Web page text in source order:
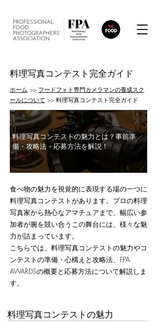
料理写真コンテスト完全ガイド
ホーム >> フードフォト専門カメラマンの養成スク
ールについて >> 料理写真コンテスト完全ガイド
料理写真コンテストの魅力とは？事前準
備・攻略法・応募方法を解説！
食べ物の魅力を視覚的に表現する場の一つに
料理写真コンテストがあります。プロの料理
写真家から熱心なアマチュアまで、幅広い参
加者が腕を競い合うこの舞台には、様々な魅
力が詰まっています。
こちらでは、料理写真コンテストの魅力やコ
ンテストの準備・心構えと攻略法、FPA
AWARDSの概要と応募方法について解説しま
す。
料理写真コンテストの魅力